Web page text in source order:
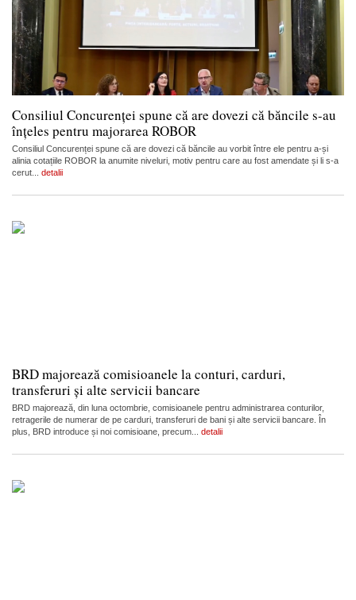
Consiliul Concurenței spune că are dovezi că băncile s-au
înțeles pentru majorarea ROBOR
Consiliul Concurenței spune că are dovezi că băncile au vorbit între ele pentru a-și
alinia cotațiile ROBOR la anumite niveluri, motiv pentru care au fost amendate și li s-a
cerut... detalii
BRD majorează comisioanele la conturi, carduri,
transferuri și alte servicii bancare
BRD majorează, din luna octombrie, comisioanele pentru administrarea conturilor,
retragerile de numerar de pe carduri, transferuri de bani și alte servicii bancare. În
plus, BRD introduce și noi comisioane, precum... detalii